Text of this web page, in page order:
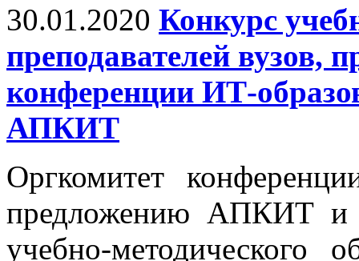
30.01.2020 Конкурс
преподавателей вузов,
конференции ИТ-
АПКИТ
Оргкомитет
предложению АПКИТ и
учебно-